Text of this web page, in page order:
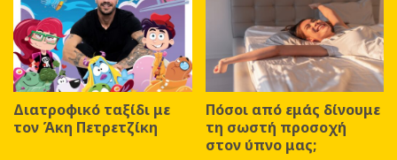
Διατροφικό ταξίδι με
τον Άκη Πετρετζίκη
Πόσοι από εμάς δίνουμε
τη σωστή προσοχή
στον ύπνο μας;